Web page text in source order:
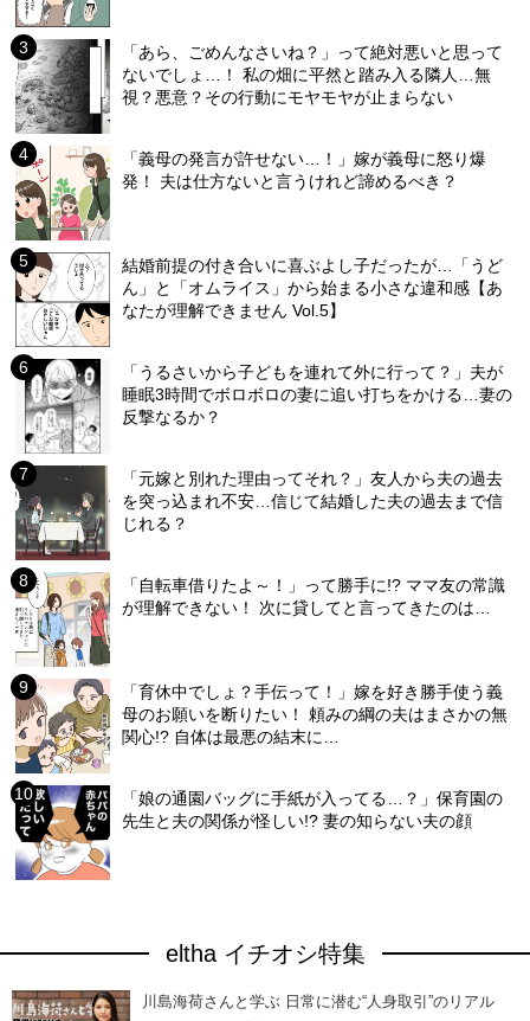
「あら、ごめんなさいね？」って絶対悪いと思って
ないでしょ…！ 私の畑に平然と踏み入る隣人…無
視？悪意？その行動にモヤモヤが止まらない
「義母の発言が許せない…！」嫁が義母に怒り爆
発！ 夫は仕方ないと言うけれど諦めるべき？
結婚前提の付き合いに喜ぶよし子だったが…「うど
ん」と「オムライス」から始まる小さな違和感【あ
なたが理解できません Vol.5】
「うるさいから子どもを連れて外に行って？」夫が
睡眠3時間でボロボロの妻に追い打ちをかける…妻の
反撃なるか？
「元嫁と別れた理由ってそれ？」友人から夫の過去
を突っ込まれ不安…信じて結婚した夫の過去まで信
じれる？
「自転車借りたよ～！」って勝手に!? ママ友の常識
が理解できない！ 次に貸してと言ってきたのは…
「育休中でしょ？手伝って！」嫁を好き勝手使う義
母のお願いを断りたい！ 頼みの綱の夫はまさかの無
関心!? 自体は最悪の結末に…
「娘の通園バッグに手紙が入ってる…？」保育園の
先生と夫の関係が怪しい!? 妻の知らない夫の顔
eltha イチオシ特集
川島海荷さんと学ぶ 日常に潜む“人身取引”のリアル